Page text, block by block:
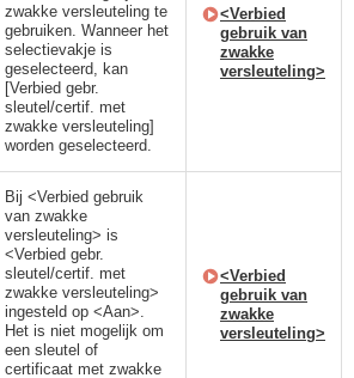
zwakke versleuteling te
gebruiken. Wanneer het
selectievakje is
geselecteerd, kan
[Verbied gebr.
sleutel/certif. met
zwakke versleuteling]
worden geselecteerd.
<Verbied
gebruik van
zwakke
versleuteling>
Bij <Verbied gebruik
van zwakke
versleuteling> is
<Verbied gebr.
sleutel/certif. met
zwakke versleuteling>
ingesteld op <Aan>.
Het is niet mogelijk om
een sleutel of
certificaat met zwakke
<Verbied
gebruik van
zwakke
versleuteling>